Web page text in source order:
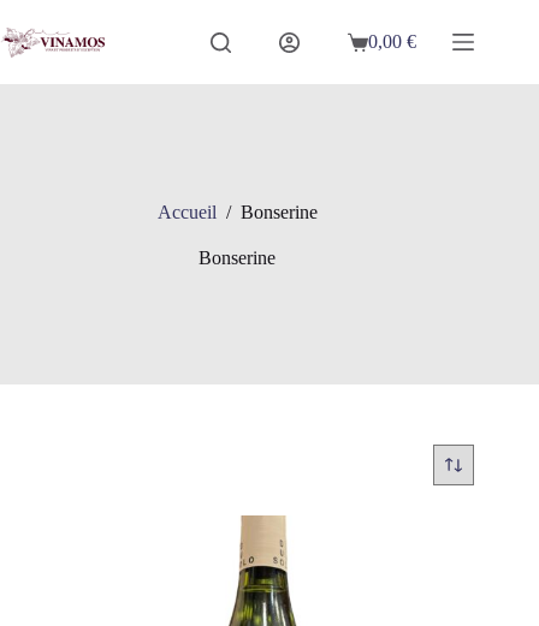
au
contenu
Panier
0,00€
Accueil / Bonserine
Bonserine